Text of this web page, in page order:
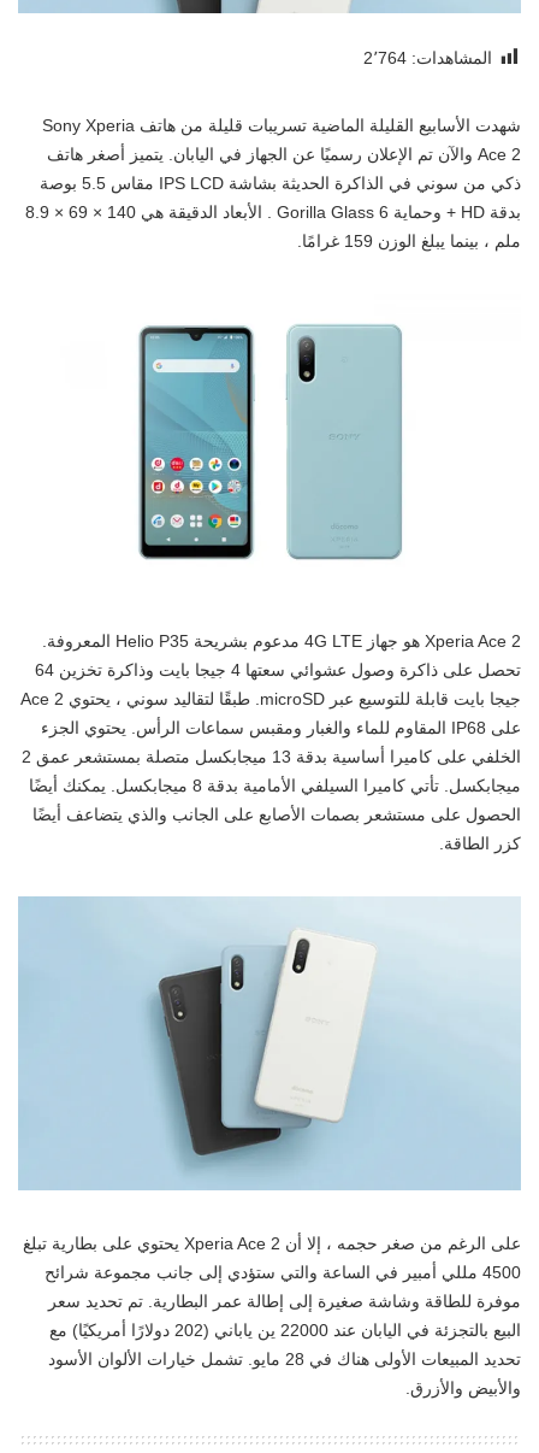
المشاهدات: 2٬764
شهدت الأسابيع القليلة الماضية تسريبات قليلة من هاتف Sony Xperia
Ace 2 والآن تم الإعلان رسميًا عن الجهاز في اليابان. يتميز أصغر هاتف
ذكي من سوني في الذاكرة الحديثة بشاشة IPS LCD مقاس 5.5 بوصة
بدقة HD + وحماية Gorilla Glass 6 . الأبعاد الدقيقة هي 140 × 69 × 8.9
ملم ، بينما يبلغ الوزن 159 غرامًا.
Xperia Ace 2 هو جهاز 4G LTE مدعوم بشريحة Helio P35 المعروفة.
تحصل على ذاكرة وصول عشوائي سعتها 4 جيجا بايت وذاكرة تخزين 64
جيجا بايت قابلة للتوسيع عبر microSD. طبقًا لتقاليد سوني ، يحتوي Ace 2
على IP68 المقاوم للماء والغبار ومقبس سماعات الرأس. يحتوي الجزء
الخلفي على كاميرا أساسية بدقة 13 ميجابكسل متصلة بمستشعر عمق 2
ميجابكسل. تأتي كاميرا السيلفي الأمامية بدقة 8 ميجابكسل. يمكنك أيضًا
الحصول على مستشعر بصمات الأصابع على الجانب والذي يتضاعف أيضًا
كزر الطاقة.
على الرغم من صغر حجمه ، إلا أن Xperia Ace 2 يحتوي على بطارية تبلغ
4500 مللي أمبير في الساعة والتي ستؤدي إلى جانب مجموعة شرائح
موفرة للطاقة وشاشة صغيرة إلى إطالة عمر البطارية. تم تحديد سعر
البيع بالتجزئة في اليابان عند 22000 ين ياباني (202 دولارًا أمريكيًا) مع
تحديد المبيعات الأولى هناك في 28 مايو. تشمل خيارات الألوان الأسود
والأبيض والأزرق.